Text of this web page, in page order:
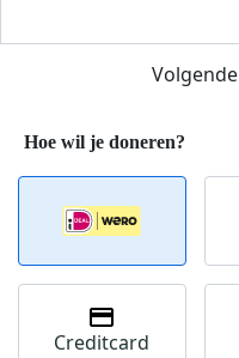
Volgende
Creditcard